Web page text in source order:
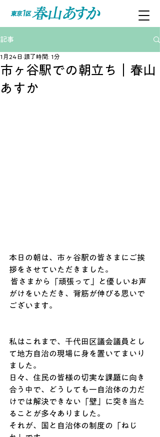
記事
市ヶ谷駅での朝立ち｜春山
あすか
1月24日 読了時間: 1分
本日の朝は、市ヶ谷駅の皆さまにご挨
拶をさせていただきました。
がけをいただき、背筋が伸びる思いで
ございます。
私はこれまで、千代田区議会議員とし
て地方自治の現場に身を置いてまいり
ました。
日々、住民の皆様の切実な課題に向き
合う中で、どうしても一自治体の力だ
けでは解決できない「壁」に突き当た
ることが多々ありました。
それが、国と自治体の制度の「ねじ